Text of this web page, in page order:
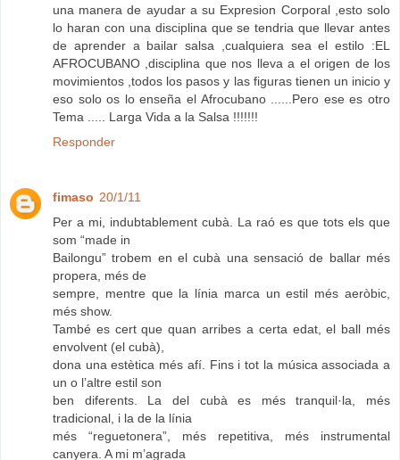
una manera de ayudar a su Expresion Corporal ,esto solo
lo haran con una disciplina que se tendria que llevar antes
de aprender a bailar salsa ,cualquiera sea el estilo :EL
AFROCUBANO ,disciplina que nos lleva a el origen de los
movimientos ,todos los pasos y las figuras tienen un inicio y
eso solo os lo enseña el Afrocubano ......Pero ese es otro
Tema ..... Larga Vida a la Salsa !!!!!!!
Responder
fimaso 20/1/11
Per a mi, indubtablement cubà. La raó es que tots els que
som “made in
Bailongu” trobem en el cubà una sensació de ballar més
propera, més de
sempre, mentre que la línia marca un estil més aeròbic,
més show.
També es cert que quan arribes a certa edat, el ball més
envolvent (el cubà),
dona una estètica més afí. Fins i tot la música associada a
un o l’altre estil son
ben diferents. La del cubà es més tranquil·la, més
tradicional, i la de la línia
més “reguetonera”, més repetitiva, més instrumental
canyera. A mi m’agrada